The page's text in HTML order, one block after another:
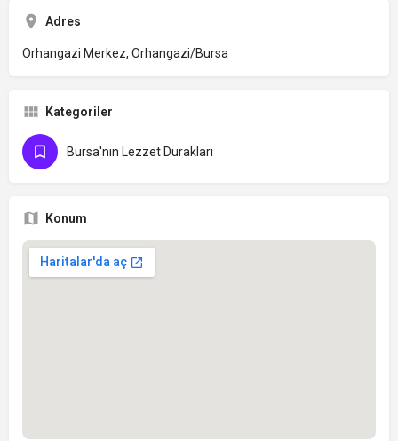
Adres
Orhangazi Merkez, Orhangazi/Bursa
Kategoriler
Bursa'nın Lezzet Durakları
Konum